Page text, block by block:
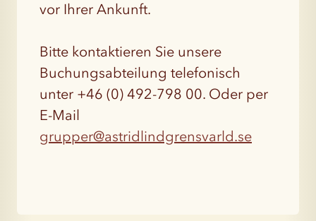
vor Ihrer Ankunft.
Bitte kontaktieren Sie unsere
Buchungsabteilung telefonisch
unter +46 (0) 492-798 00. Oder per
E-Mail
grupper@astridlindgrensvarld.se